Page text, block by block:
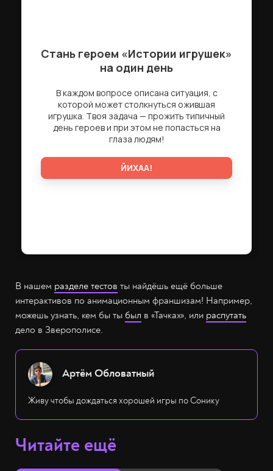
В нашем разделе тестов ты найдёшь ещё больше
интерактивов по анимационным франшизам! Например,
можешь узнать, кем бы ты был в «Тачках», или распутать
дело в Зверополисе.
Артём Обловатный
Живу чтобы дождаться хорошей игры по Сонику
Читайте ещё